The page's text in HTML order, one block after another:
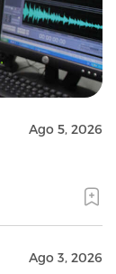
Ago 5, 2026
Ago 3, 2026